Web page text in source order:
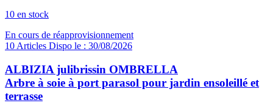
10 en stock
En cours de réapprovisionnement
10 Articles Dispo le : 30/08/2026
ALBIZIA julibrissin OMBRELLA
Arbre à soie à port parasol pour jardin ensoleillé et
terrasse